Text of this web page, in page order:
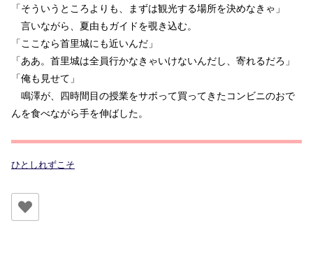
「そういうところよりも、まずは観光する場所を決めなきゃ」
言いながら、夏由もガイドを覗き込む。
「ここなら首里城にも近いんだ」
「ああ。首里城は全員行かなきゃいけないんだし、寄れるだろ」
「俺も見せて」
鳴澤が、四時間目の授業をサボって買ってきたコンビニのおで
んを食べながら手を伸ばした。
ひとしれずこそ